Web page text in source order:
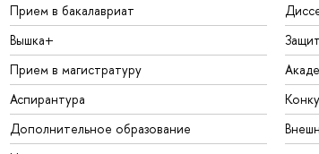
Прием в бакалавриат
Вышка+
Прием в магистратуру
Аспирантура
Дополнительное образование